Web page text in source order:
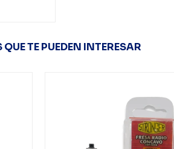
TE PUEDEN INTERESAR